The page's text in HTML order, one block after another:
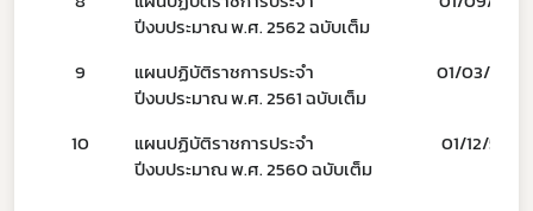
ปีงบประมาณ พ.ศ. 2562 ฉบับเต็ม
9
แผนปฏิบัติราชการประจำ
ปีงบประมาณ พ.ศ. 2561 ฉบับเต็ม
01/03/60
10
แผนปฏิบัติราชการประจำ
ปีงบประมาณ พ.ศ. 2560 ฉบับเต็ม
01/12/59
โควิด